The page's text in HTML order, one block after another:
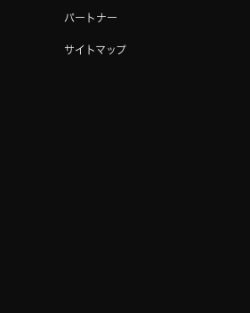
パートナー
サイトマップ